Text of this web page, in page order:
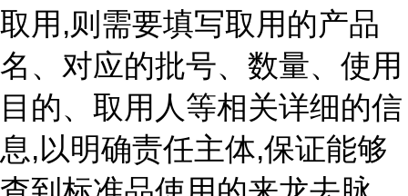
取用,则需要填写取用的产品
名、对应的批号、数量、使用
目的、取用人等相关详细的信
息,以明确责任主体,保证能够